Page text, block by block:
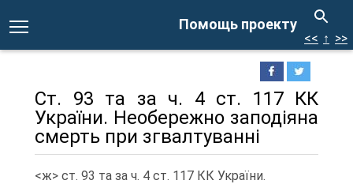
Помощь проекту
<< ↑ >>
Ст. 93 та за ч. 4 ст. 117 КК
України. Необережно заподiяна
смерть при згвалтуваннi
<ж> ст. 93 та за ч. 4 ст. 117 КК України.